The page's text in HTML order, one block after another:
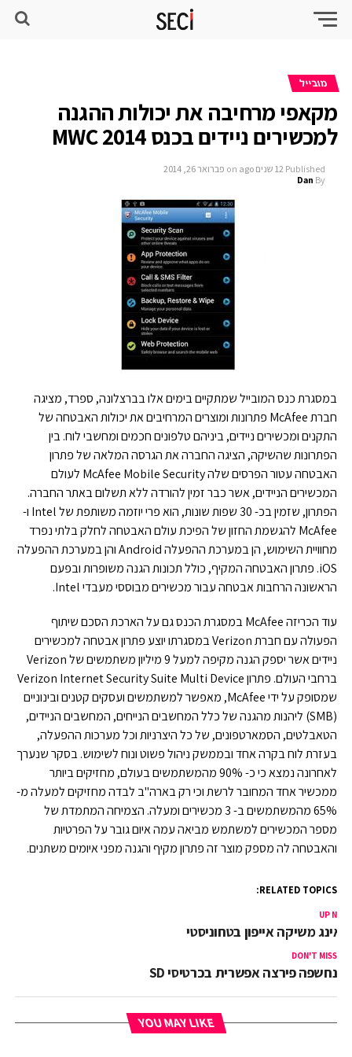
מובייל
מקאפי מרחיבה את יכולות ההגנה
למכשירים ניידים בכנס MWC 2014
Published 12 שנים ago on פברואר 26, 2014
By
Dan
במסגרת כנס המובייל שמתקיים בימים אלו בברצלונה, ספרד, מציגה
חברת McAfee פתרונות ומוצרים המרחיבים את יכולות האבטחה של
התקנים ומכשירים ניידים, ביניהם טלפונים חכמים ומחשבי לוח. בין
הפתרונות שהשיקה, הציגה החברה את הגרסה המלאה של פתרון
האבטחה עטור הפרסים שלה McAfee Mobile Security לעולם
המכשירים הניידים, אשר כבר זמין להורדה ללא תשלום באתר החברה.
הפתרון, שזמין בכ- 30 שפות שונות, הוא פרי יוזמה משותפת של Intel ו-
McAfee להגשמת החזון של הפיכת עולם האבטחה לחלק בלתי נפרד
מחוויית השימוש, הן במערכת ההפעלה Android והן במערכת ההפעלה
iOS. פתרון האבטחה המקיף, כולל תכונות הגנה משופרות ובפעם
הראשונה הרחבות אבטחה עבור מכשירים מבוססי מעבדי Intel.
עוד הכריזה McAfee במסגרת הכנס גם על הארכת הסכם שיתוף
הפעולה עם חברת Verizon במסגרתו יוצע פתרון אבטחה למכשירים
ניידים אשר יספק הגנה מקיפה למעל 9 מיליון משתמשים של Verizon
ברחבי העולם. פתרון Verizon Internet Security Suite Multi Device
שמסופק על ידי McAfee, מאפשר למשתמשים ועסקים קטנים ובינוניים
(SMB) ליהנות מהגנה של כלל המחשבים הנייחים, המחשבים הניידים,
הטאבלטים, הסמארטפונים, של כל היצרניות וכל מערכות ההפעלה,
בעזרת לוח בקרה אחד ובממשק ניהול פשוט ונוח לשימוש. בסקר שנערך
לאחרונה נמצא כי כ- 90% מהמשתמשים בעולם, מחזיקים ביותר
ממכשיר אחד המחובר לרשת וכי רק בארה"ב לבדה מחזיקים למעלה מ-
65% מהמשתמשים ב- 3 מכשירים ומעלה. הצמיחה המתמדת של
מספר המכשירים למשתמש מביאה עמה איום גובר על הפרטיות
והאבטחה לה מספק מוצר זה פתרון מקיף והגנה מפני איומים משתנים.
RELATED TOPICS:
UP
משיקה אייפון בטחוניסטי
DON'T MISS
נחשפה פירצה אפשרית בכרטיסי SD
YOU MAY LIKE